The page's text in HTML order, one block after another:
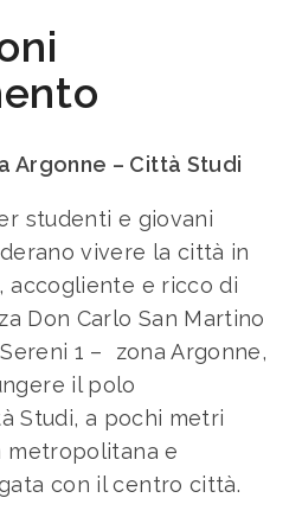
Argonne – Città Studi
studenti e giovani
vivere la città in
accogliente e ricco di
Don Carlo San Martino
1 – zona Argonne,
il polo
Studi, a pochi metri
metropolitana e
con il centro città.